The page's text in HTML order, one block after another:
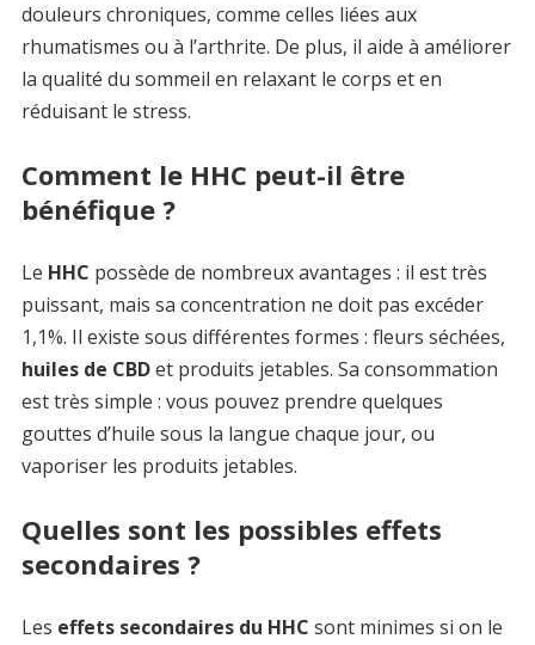
douleurs chroniques, comme celles liées aux
rhumatismes ou à l’arthrite. De plus, il aide à améliorer
la qualité du sommeil en relaxant le corps et en
réduisant le stress.
Comment le HHC peut-il être
bénéfique ?
Le HHC possède de nombreux avantages : il est très
puissant, mais sa concentration ne doit pas excéder
1,1%. Il existe sous différentes formes : fleurs séchées,
huiles de CBDet produits jetables. Sa consommation
est très simple : vous pouvez prendre quelques
gouttes d’huile sous la langue chaque jour, ou
vaporiser les produits jetables.
Quelles sont les possibles effets
secondaires ?
Les effets secondaires du HHC sont minimes si on le